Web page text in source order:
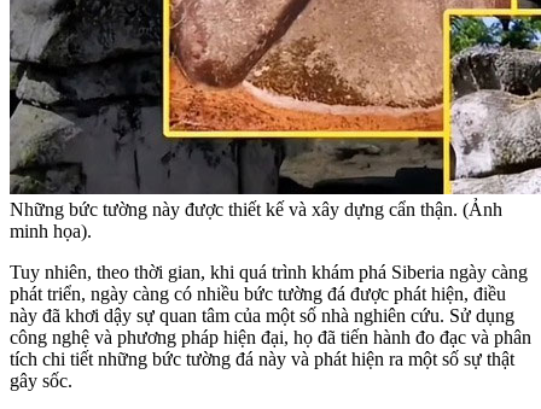
Những bức tường này được thiết kế và xây dựng cẩn thận. (Ảnh
minh họa).
Tuy nhiên, theo thời gian, khi quá trình khám phá Siberia ngày càng
phát triển, ngày càng có nhiều bức tường đá được phát hiện, điều
này đã khơi dậy sự quan tâm của một số nhà nghiên cứu. Sử dụng
công nghệ và phương pháp hiện đại, họ đã tiến hành đo đạc và phân
tích chi tiết những bức tường đá này và phát hiện ra một số sự thật
gây sốc.